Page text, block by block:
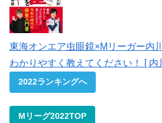
東海オンエア虫眼鏡×Mリーガー内
わかりやすく教えてください！ [
2022ランキングへ
Mリーグ2022TOP